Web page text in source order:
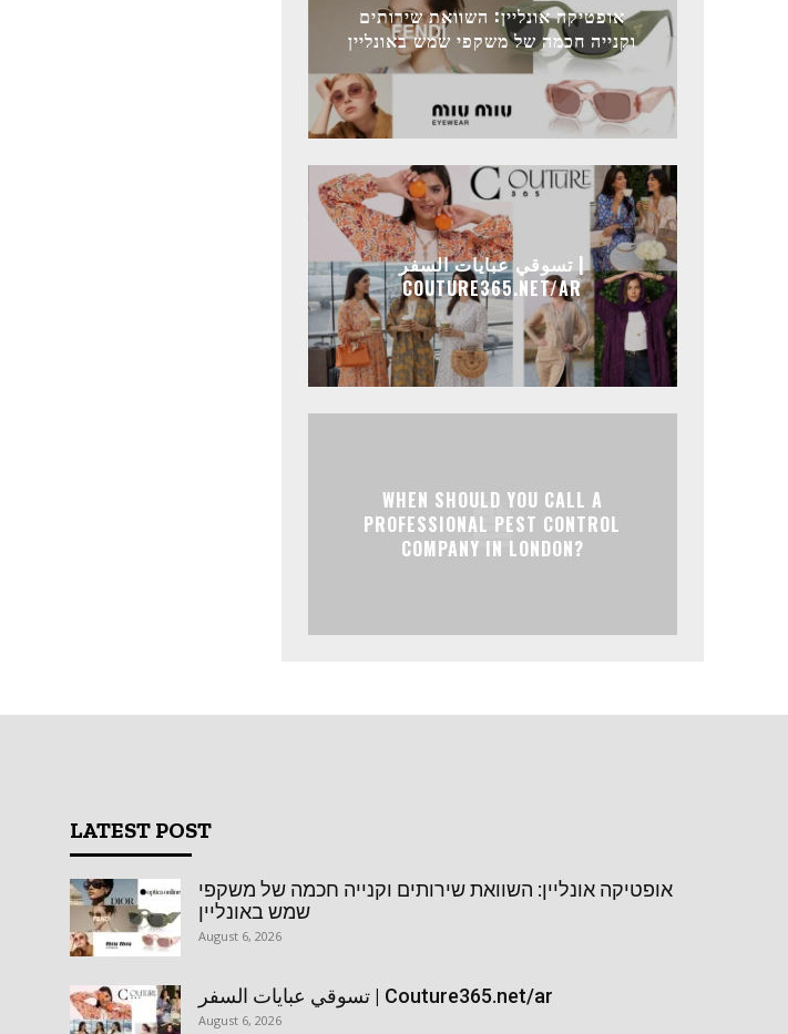
אופטיקה אונליין: השוואת שירותים
וקנייה חכמה של משקפי שמש באונליין
تسوقي عبايات السفر |
COUTURE365.NET/AR
WHEN SHOULD YOU CALL A
PROFESSIONAL PEST CONTROL
COMPANY IN LONDON?
LATEST POST
אופטיקה אונליין: השוואת שירותים וקנייה חכמה של משקפי
שמש באונליין
August 6, 2026
تسوقي عبايات السفر | Couture365.net/ar
August 6, 2026